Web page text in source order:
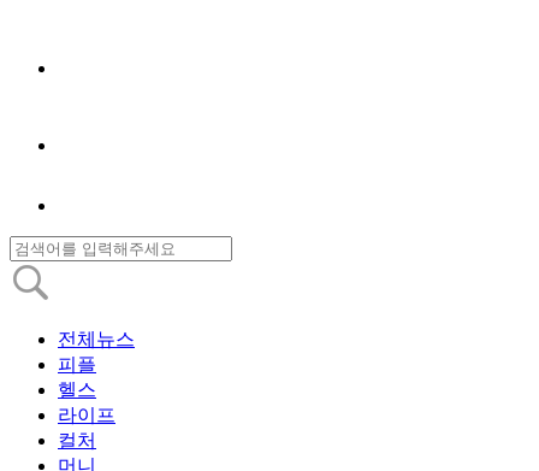
전체뉴스
피플
헬스
라이프
컬처
머니